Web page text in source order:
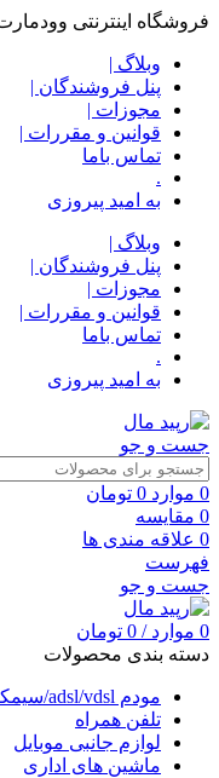
فروشگاه اینترنتی
وبلاگ |
پنل فروشندگان |
مجوزات |
قوانین و مقررات |
تماس باما
.
به امید پیروزی
وبلاگ |
پنل فروشندگان |
مجوزات |
قوانین و مقررات |
تماس باما
.
به امید پیروزی
جست و جو
0 موارد 0 تومان
0 مقایسه
0 علاقه مندی ها
فهرست
جست و جو
0 موارد /
0 تومان
دسته بندی محصولات
مودم adsl/vdsl/سیمکارتی
تلفن همراه
لوازم جانبی موبایل
ماشین های اداری